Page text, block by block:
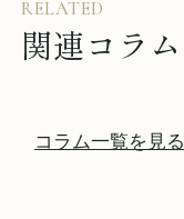
RELATED
関連コラム
コラム一覧を見る